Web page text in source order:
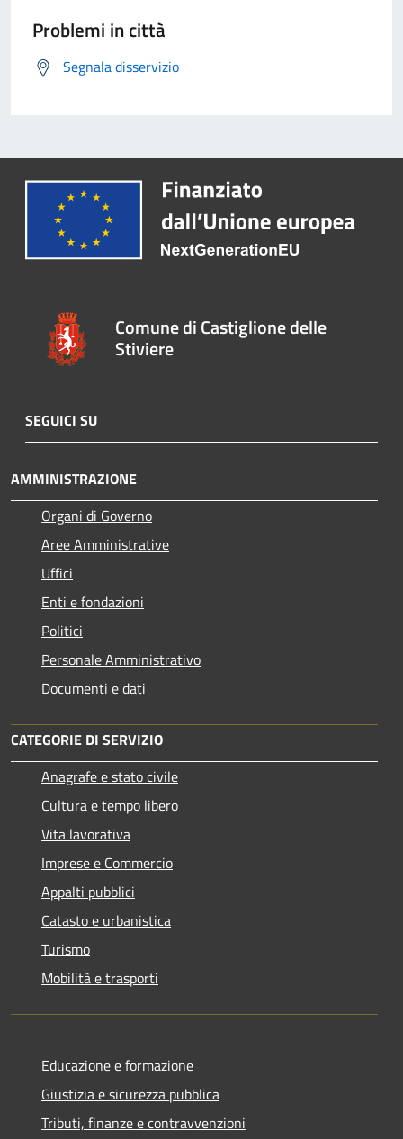
Problemi in città
Segnala disservizio
Comune di Castiglione delle
Stiviere
SEGUICI SU
AMMINISTRAZIONE
Organi di Governo
Aree Amministrative
Uffici
Enti e fondazioni
Politici
Personale Amministrativo
Documenti e dati
CATEGORIE DI SERVIZIO
Anagrafe e stato civile
Cultura e tempo libero
Vita lavorativa
Imprese e Commercio
Appalti pubblici
Catasto e urbanistica
Turismo
Mobilità e trasporti
Educazione e formazione
Giustizia e sicurezza pubblica
Tributi, finanze e contravvenzioni